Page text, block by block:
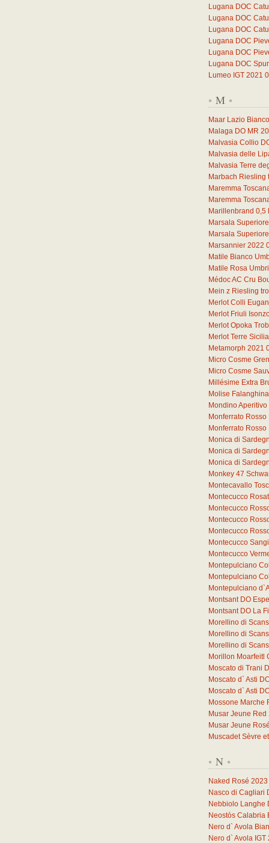
Lugana DOC
Lugana DOC
Lugana DOC
Lugana DOC
Lugana DOC
Lugana DOC
Lumeo IGT 2021
* M *
Maar Lazio
Malaga DO MR
Malvasia Collio
Malvasia delle
Malvasia Terre
Marbach Riesling
Maremma
Maremma
Marillenbrand 0,5
Marsala
Marsala
Marsannier 2022
Matile Bianco
Matile Rosa
Médoc AC Cru
Mein z Riesling
Merlot Colli
Merlot Friuli
Merlot Opoka
Merlot Terre
Metamorph 2021
Micro Cosme
Micro Cosme
Millésime Extra
Molise
Mondino Aperitivo
Monferrato
Monferrato
Monica di
Monica di
Monica di
Monkey 47
Montecavallo
Montecucco
Montecucco
Montecucco
Montecucco
Montecucco
Montecucco
Montepulciano
Montepulciano
Montepulciano
Montsant DO
Montsant DO La
Morellino di
Morellino di
Morellino di
Morillon Moarfeitl
Moscato di Trani
Moscato d` Asti
Moscato d` Asti
Mossone Marche
Musar Jeune Red
Musar Jeune
Muscadet Sèvre
* N *
Naked Rosé 2023
Nasco di Cagliari
Nebbiolo Langhe
Neostòs Calabria
Nero d` Avola
Nero d` Avola IGT